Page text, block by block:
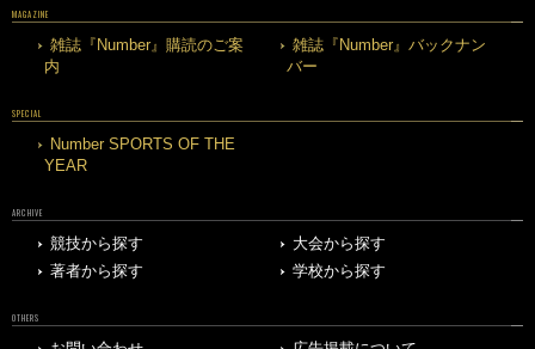
MAGAZINE
雑誌『Number』購読のご案
内
雑誌『Number』バックナン
バー
SPECIAL
Number SPORTS OF THE
YEAR
ARCHIVE
競技から探す
大会から探す
著者から探す
学校から探す
OTHERS